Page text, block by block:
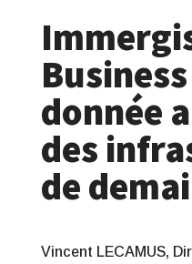
donnée
des
de
Vincent LECAMUS,